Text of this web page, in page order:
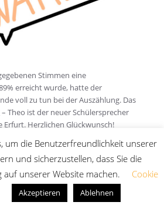
Stimmen eine
erreicht wurde, hatte der
voll zu tun bei der Auszählung. Das
Theo ist der neuer Schülersprecher
Erfurt. Herzlichen Glückwunsch!
um die Benutzerfreundlichkeit unserer
und sicherzustellen, dass Sie die
unserer Website machen.
Cookie
Akzeptieren Ablehnen